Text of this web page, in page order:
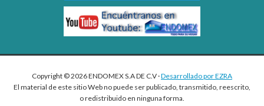
Copyright © 2026 ENDOMEX S.A DE C.V ·Desarrollado por EZRA
El material de este sitio Web no puede ser publicado, transmitido, reescrito,
o redistribuido en ninguna forma.